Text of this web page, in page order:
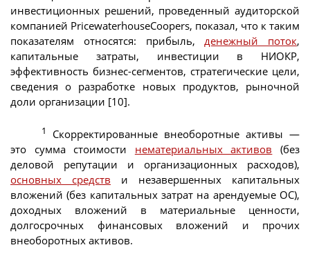
инвестиционных решений, проведенный аудиторской
компанией PricewaterhouseCoopers, показал, что к таким
показателям относятся: прибыль,денежный поток,
капитальные затраты, инвестиции в НИОКР,
эффективность бизнес-сегментов, стратегические цели,
сведения о разработке новых продуктов, рыночной
доли организации [10].
1
Скорректированные внеоборотные активы —
это сумма стоимости нематериальных активов (без
деловой репутации и организационных расходов),
основных средств и незавершенных капитальных
вложений (без капитальных затрат на арендуемые ОС),
доходных вложений в материальные ценности,
долгосрочных финансовых вложений и прочих
внеоборотных активов.